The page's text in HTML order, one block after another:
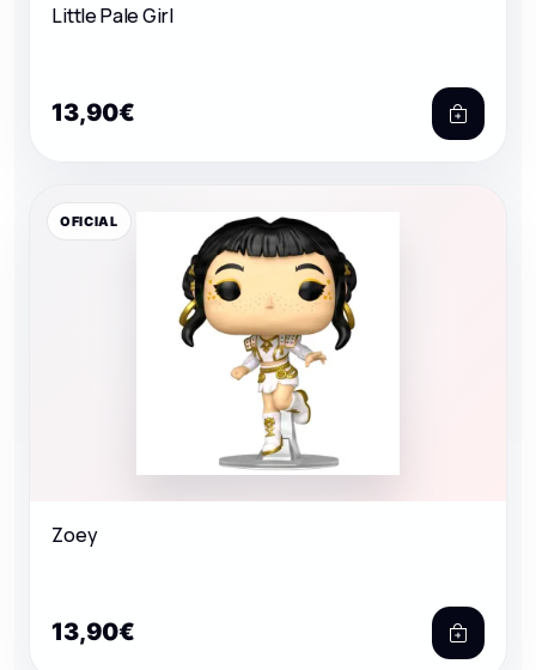
Little Pale Girl
13,90€
OFICIAL
Zoey
13,90€